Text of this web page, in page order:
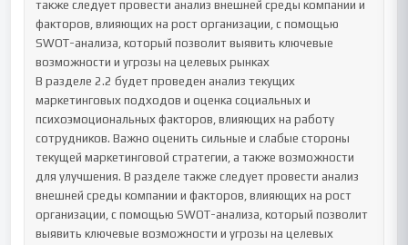
также следует провести анализ внешней среды компании и
факторов, влияющих на рост организации, с помощью
SWOT-анализа, который позволит выявить ключевые
возможности и угрозы на целевых рынках
В разделе 2.2 будет проведен анализ текущих
маркетинговых подходов и оценка социальных и
психоэмоциональных факторов, влияющих на работу
сотрудников. Важно оценить сильные и слабые стороны
текущей маркетинговой стратегии, а также возможности
для улучшения. В разделе также следует провести анализ
внешней среды компании и факторов, влияющих на рост
организации, с помощью SWOT-анализа, который позволит
выявить ключевые возможности и угрозы на целевых